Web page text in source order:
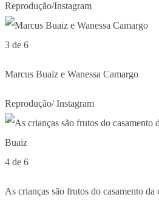
Reprodução/Instagram
3 de 6
Marcus Buaiz e Wanessa Camargo
Reprodução/ Instagram
4 de 6
As crianças são frutos do casamento